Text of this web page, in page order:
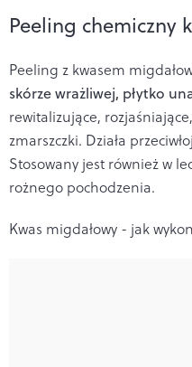
Peeling chemiczny
Peeling z kwasem
skórze wrażliwej, płytko
rewitalizujące,
zmarszczki. Działa
Stosowany jest również w
rożnego pochodzenia.
Kwas migdałowy - jak